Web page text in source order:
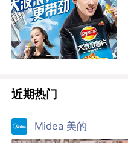
近期热门
Midea 美的